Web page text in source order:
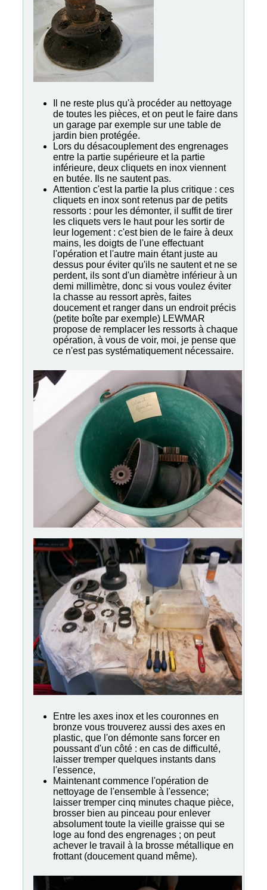
Il ne reste plus qu'à procéder au nettoyage
de toutes les pièces, et on peut le faire dans
un garage par exemple sur une table de
jardin bien protégée.
Lors du désacouplement des engrenages
entre la partie supérieure et la partie
inférieure, deux cliquets en inox viennent
en butée. Ils ne sautent pas.
Attention c'est la partie la plus critique : ces
cliquets en inox sont retenus par de petits
ressorts : pour les démonter, il suffit de tirer
les cliquets vers le haut pour les sortir de
leur logement : c'est bien de le faire à deux
mains, les doigts de l'une effectuant
l'opération et l'autre main étant juste au
dessus pour éviter qu'ils ne sautent et ne se
perdent, ils sont d'un diamètre inférieur à un
demi millimètre, donc si vous voulez éviter
la chasse au ressort après, faites
doucement et ranger dans un endroit précis
(petite boîte par exemple) LEWMAR
propose de remplacer les ressorts à chaque
opération, à vous de voir, moi, je pense que
ce n'est pas systématiquement nécessaire.
Entre les axes inox et les couronnes en
bronze vous trouverez aussi des axes en
plastic, que l'on démonte sans forcer en
poussant d'un côté : en cas de difficulté,
laisser tremper quelques instants dans
l'essence,
Maintenant commence l'opération de
nettoyage de l'ensemble à l'essence;
laisser tremper cinq minutes chaque pièce,
brosser bien au pinceau pour enlever
absolument toute la vieille graisse qui se
loge au fond des engrenages ; on peut
achever le travail à la brosse métallique en
frottant (doucement quand même).